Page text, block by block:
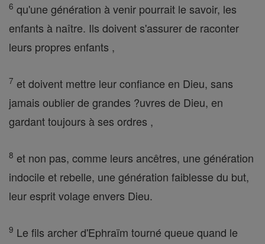
6 qu'une génération à venir pourrait le savoir, les
enfants à naître. Ils doivent s'assurer de raconter
leurs propres enfants ,
7 et doivent mettre leur confiance en Dieu, sans
jamais oublier de grandes ?uvres de Dieu, en
gardant toujours à ses ordres ,
8 et non pas, comme leurs ancêtres, une génération
indocile et rebelle, une génération faiblesse du but,
leur esprit volage envers Dieu.
9 Le fils archer d'Ephraïm tourné queue quand le